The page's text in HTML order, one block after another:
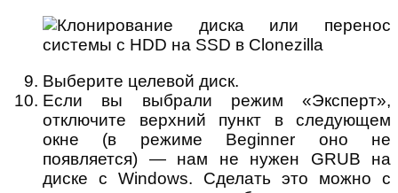
Выберите целевой диск.
Если вы выбрали режим «Эксперт»,
отключите верхний пункт в следующем
окне (в режиме Beginner оно не
появляется) — нам не нужен GRUB на
диске с Windows. Сделать это можно с